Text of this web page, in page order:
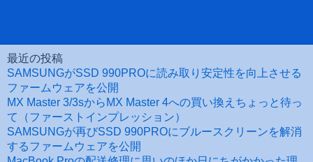
最近の投稿
SAMSUNGがSSD 990PROに読み取り安定性を向上させる
ファームウェアを公開
MX Master 3/3sからMX Master 4への買い換えちょっと待っ
て（ファーストインプレッション）
SAMSUNGが再びSSD 990PROにブルースクリーンを解消
するファームウェアを公開